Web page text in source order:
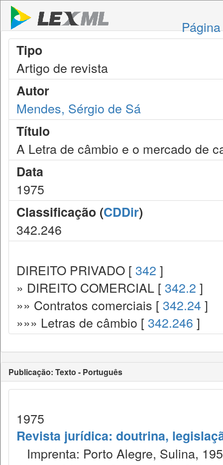
Tipo
Artigo de revista
Autor
Mendes, Sérgio de Sá
Título
A Letra de câmbio e o mercado de
Data
1975
Classificação (CDDir)
342.246
DIREITO PRIVADO [ 342 ]
» DIREITO COMERCIAL [ 342.2 ]
»» Contratos comerciais [ 342.24 ]
»»» Letras de câmbio [ 342.246 ]
Publicação: Texto - Português
1975
Revista jurídica: doutrina,
Imprenta: Porto Alegre, Sulina,